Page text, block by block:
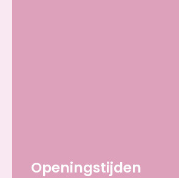
Openingstijden